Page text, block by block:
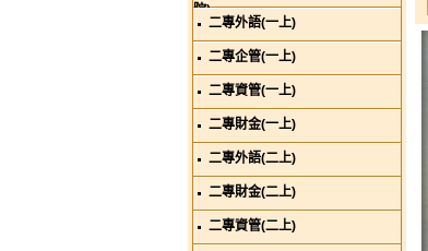
院)
二專外語(一上)
二專企管(一上)
二專資管(一上)
二專財金(一上)
二專外語(二上)
二專財金(二上)
二專資管(二上)